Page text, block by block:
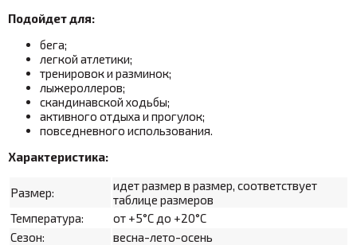
Подойдет для:
бега;
легкой атлетики;
тренировок и разминок;
лыжероллеров;
скандинавской ходьбы;
активного отдыха и прогулок;
повседневного использования.
Характеристика:
Размер:
идет размер в размер, соответствует
таблице размеров
Температура:
от +5°С до +20°С
Сезон:
весна-лето-осень